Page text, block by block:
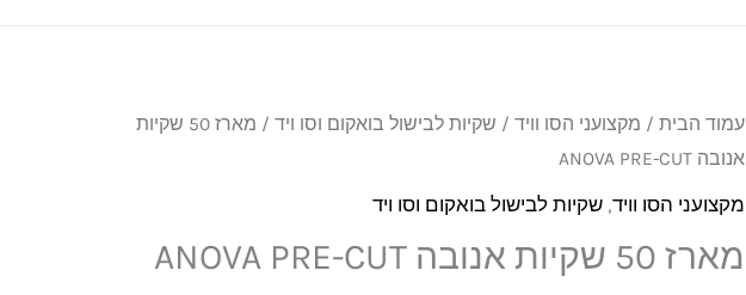
עמוד הבית / מקצועני הסו וויד / שקיות לבישול בואקום וסו ויד
/ מארז 50 שקיות
אנובה ANOVA PRE-CUT
מקצועני הסו וויד, שקיות לבישול בואקום וסו ויד
מארז 50 שקיות אנובה ANOVA PRE-CUT
כמות
של
מארז
שקיות